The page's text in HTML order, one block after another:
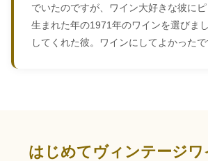
でいたのですが、ワイン大好きな彼に
生まれた年の1971年のワインを選びま
してくれた彼。ワインにしてよかったで
はじめてヴィンテージ